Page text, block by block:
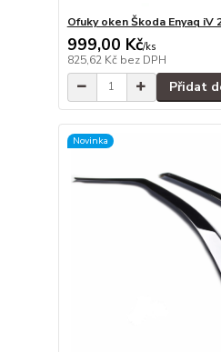
Ofuky oken Škoda Enyaq iV
999,00 Kč/ks
825,62 Kč bez DPH
Přidat
Novinka